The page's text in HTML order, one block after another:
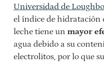
Universidad de
el índice de hidratación
leche tiene un mayor
agua debido a su
electrolitos, por lo que